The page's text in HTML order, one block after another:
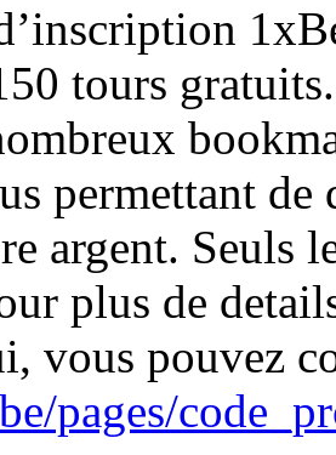
tours
permettant de
argent. Seuls
plus de
vous pouvez
pages/